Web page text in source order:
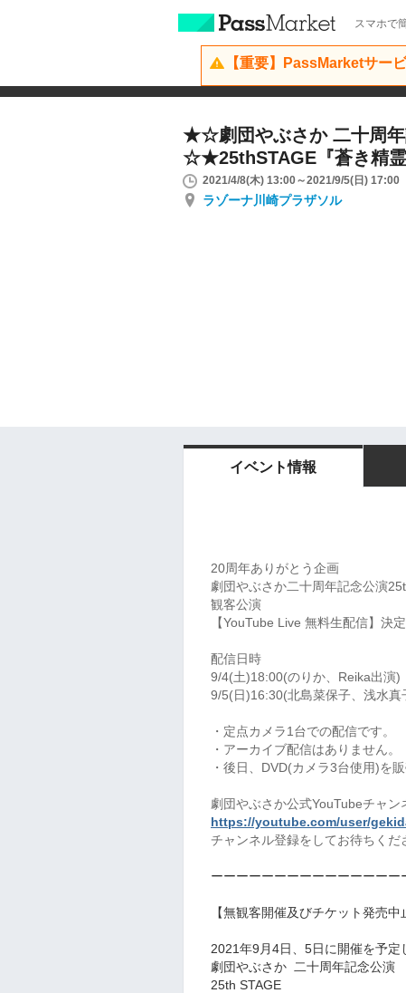
スマホで
【重要】PassMarketサー
★☆劇団やぶさか 二十周年
☆★25thSTAGE『蒼き精霊
2021/4/8(木) 13:00～2021/9/5(日) 17:00
ラゾーナ川崎プラザソル
イベント情報
20周年ありがとう企画
劇団やぶさか二十周年記念公演
観客公演
【YouTube Live 無料生配信】決定
配信日時
9/4(土)18:00(のりか、Reika出演)
9/5(日)16:30(北島菜保子、浅水真
・定点カメラ1台での配信です。
・アーカイブ配信はありません。
・後日、DVD(カメラ3台使用)を販
劇団やぶさか公式YouTubeチャン
https://youtube.com/user/
チャンネル登録をしてお待ちくだ
ーーーーーーーーーーーーーーー
【無観客開催及びチケット発売中
2021年9月4日、5日に開催を予定
劇団やぶさか 二十周年記念公
25th STAGE